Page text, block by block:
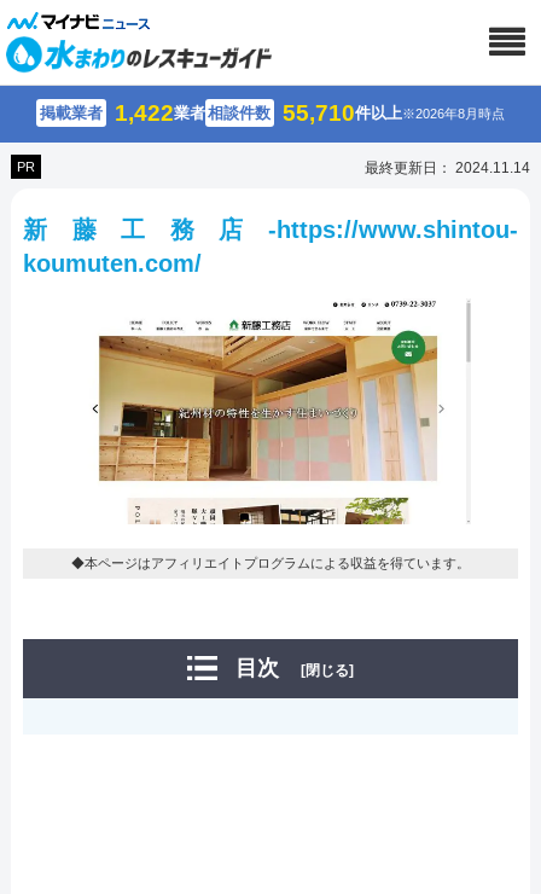
掲載業者 1,422業者相談件数 55,710件以上※2026年8月時点
PR 最終更新日： 2024.11.14
新藤工務店-https://www.shintou-
koumuten.com/
◆本ページはアフィリエイトプログラムによる収益を得ています。
目次 [閉じる]